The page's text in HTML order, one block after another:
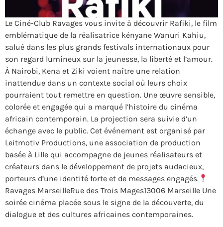
Le Ciné-Club Ravages vous invite à découvrir Rafiki, le film
emblématique de la réalisatrice kényane Wanuri Kahiu,
salué dans les plus grands festivals internationaux pour
son regard lumineux sur la jeunesse, la liberté et l’amour.
À Nairobi, Kena et Ziki voient naître une relation
inattendue dans un contexte social où leurs choix
pourraient tout remettre en question. Une œuvre sensible,
colorée et engagée qui a marqué l’histoire du cinéma
africain contemporain. La projection sera suivie d’un
échange avec le public. Cet événement est organisé par
Leitmotiv Productions, une association de production
basée à Lille qui accompagne de jeunes réalisateurs et
créateurs dans le développement de projets audacieux,
porteurs d’une identité forte et de messages engagés.
Ravages MarseilleRue des Trois Mages13006 Marseille Une
soirée cinéma placée sous le signe de la découverte, du
dialogue et des cultures africaines contemporaines.